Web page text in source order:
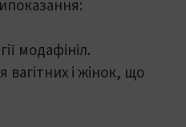
модафініл.
і жінок, що